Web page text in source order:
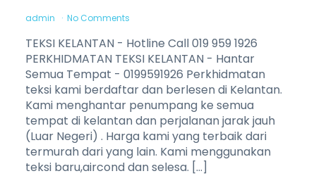
admin No Comments
TEKSI KELANTAN - Hotline Call 019 959 1926
PERKHIDMATAN TEKSI KELANTAN - Hantar
Semua Tempat - 0199591926 Perkhidmatan
teksi kami berdaftar dan berlesen di Kelantan.
Kami menghantar penumpang ke semua
tempat di kelantan dan perjalanan jarak jauh
(Luar Negeri) . Harga kami yang terbaik dari
termurah dari yang lain. Kami menggunakan
teksi baru,aircond dan selesa. […]